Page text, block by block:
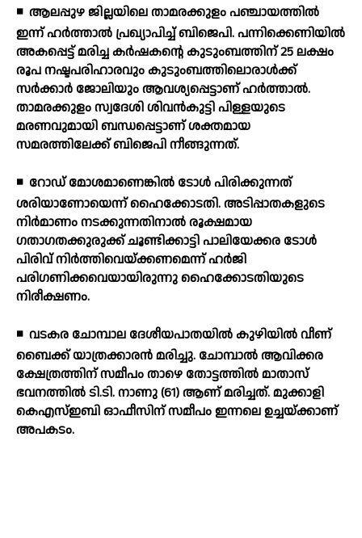
◾ ആലപ്പുഴ ജില്ലയിലെ താമരക്കുളം പഞ്ചായത്തില്‍
ഇന്ന് ഹര്‍ത്താല്‍ പ്രഖ്യാപിച്ച് ബിജെപി. പന്നിക്കെണിയില്‍
അകപ്പെട്ട് മരിച്ച കര്‍ഷകന്റെ കുടുംബത്തിന് 25 ലക്ഷം
രൂപ നഷ്ടപരിഹാരവും കുടുംബത്തിലൊരാള്‍ക്ക്
സര്‍ക്കാര്‍ ജോലിയും ആവശ്യപ്പെട്ടാണ് ഹര്‍ത്താല്‍.
താമരക്കുളം സ്വദേശി ശിവന്‍കുട്ടി പിള്ളയുടെ
മരണവുമായി ബന്ധപ്പെട്ടാണ് ശക്തമായ
സമരത്തിലേക്ക് ബിജെപി നീങ്ങുന്നത്.
◾ റോഡ് മോശമാണെങ്കില്‍ ടോള്‍ പിരിക്കുന്നത്
ശരിയാണോയെന്ന് ഹൈക്കോടതി. അടിപ്പാതകളുടെ
നിര്‍മാണം നടക്കുന്നതിനാല്‍ രൂക്ഷമായ
ഗതാഗതക്കുരുക്ക് ചൂണ്ടിക്കാട്ടി പാലിയേക്കര ടോള്‍
പിരിവ് നിര്‍ത്തിവെയ്ക്കണമെന്ന് ഹര്‍ജി
പരിഗണിക്കവെയായിരുന്നു ഹൈക്കോടതിയുടെ
നിരീക്ഷണം.
◾ വടകര ചോമ്പാല ദേശീയപാതയില്‍ കുഴിയില്‍ വീണ്
ബൈക്ക് യാത്രക്കാരന്‍ മരിച്ചു. ചോമ്പാല്‍ ആവിക്കര
ക്ഷേത്രത്തിന് സമീപം താഴെ തോട്ടത്തില്‍ മാതാസ്
ഭവനത്തില്‍ ടി.ടി. നാണു (61) ആണ് മരിച്ചത്. മുക്കാളി
കെഎസ്ഇബി ഓഫീസിന് സമീപം ഇന്നലെ ഉച്ചയ്ക്കാണ്
അപകടം.